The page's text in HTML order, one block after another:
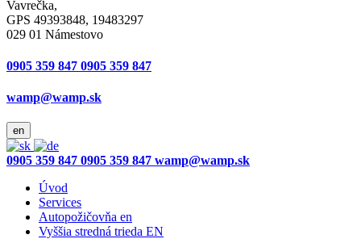
Vavrečka,
GPS 49393848, 19483297
029 01 Námestovo
0905 359 847 0905 359 847
wamp@wamp.sk
en
0905 359 847 0905 359 847 wamp@wamp.sk
Úvod
Services
Autopožičovňa en
Vyššia stredná trieda EN